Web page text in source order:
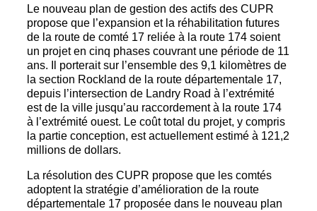
Le nouveau plan de gestion des actifs des CUPR
propose que l’expansion et la réhabilitation futures
de la route de comté 17 reliée à la route 174 soient
un projet en cinq phases couvrant une période de 11
ans. Il porterait sur l’ensemble des 9,1 kilomètres de
la section Rockland de la route départementale 17,
depuis l’intersection de Landry Road à l’extrémité
est de la ville jusqu’au raccordement à la route 174
à l’extrémité ouest. Le coût total du projet, y compris
la partie conception, est actuellement estimé à 121,2
millions de dollars.
La résolution des CUPR propose que les comtés
adoptent la stratégie d’amélioration de la route
départementale 17 proposée dans le nouveau plan